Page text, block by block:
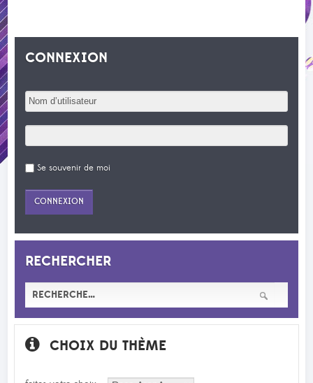
CONNEXION
Se souvenir de moi
RECHERCHER
CHOIX DU THÈME